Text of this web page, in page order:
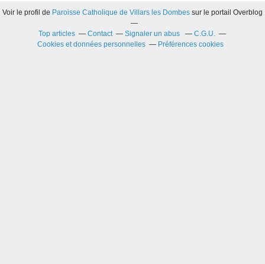
Voir le profil de Paroisse Catholique de Villars les Dombes sur le portail Overblog
Top articles Contact Signaler un abus
C.G.U.
Cookies et données personnelles
Préférences cookies